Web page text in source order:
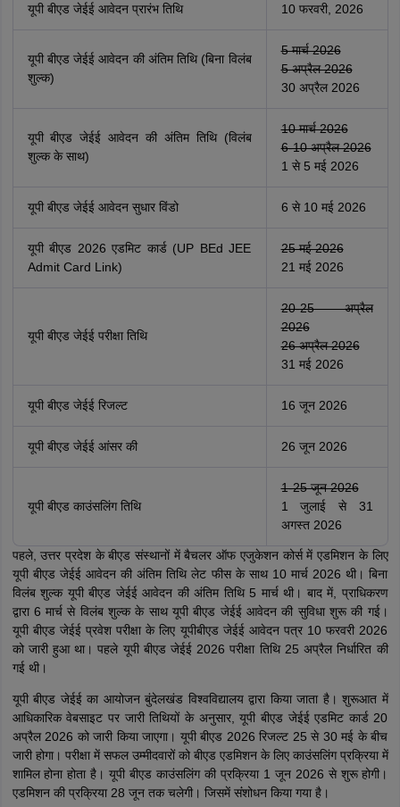
यूपी बीएड जेईई आवेदन प्रारंभ तिथि 10 फरवरी, 2026
यूपी बीएड जेईई आवेदन की अंतिम तिथि (बिना विलंब
शुल्क)
5 मार्च 2026
5 अप्रैल 2026
30 अप्रैल 2026
यूपी बीएड जेईई आवेदन की अंतिम तिथि (विलंब
शुल्क के साथ)
10 मार्च 2026
6-10 अप्रैल 2026
1 से 5 मई 2026
यूपी बीएड जेईई आवेदन सुधार विंडो 6 से 10 मई 2026
यूपी बीएड 2026 एडमिट कार्ड (UP BEd JEE
Admit Card Link)
25 मई 2026
21 मई 2026
यूपी बीएड जेईई परीक्षा तिथि
20-25 अप्रैल
2026
26 अप्रैल 2026
31 मई 2026
यूपी बीएड जेईई रिजल्ट 16 जून 2026
यूपी बीएड जेईई आंसर की 26 जून 2026
यूपी बीएड काउंसलिंग तिथि
1-25 जून 2026
1 जुलाई से 31
अगस्त 2026
पहले, उत्तर प्रदेश के बीएड संस्थानों में बैचलर ऑफ एजुकेशन कोर्स में एडमिशन के लिए
यूपी बीएड जेईई आवेदन की अंतिम तिथि लेट फीस के साथ 10 मार्च 2026 थी। बिना
विलंब शुल्क यूपी बीएड जेईई आवेदन की अंतिम तिथि 5 मार्च थी। बाद में, प्राधिकरण
द्वारा 6 मार्च से विलंब शुल्क के साथ यूपी बीएड जेईई आवेदन की सुविधा शुरू की गई।
यूपी बीएड जेईई प्रवेश परीक्षा के लिए यूपीबीएड जेईई आवेदन पत्र 10 फरवरी 2026
को जारी हुआ था। पहले यूपी बीएड जेईई 2026 परीक्षा तिथि 25 अप्रैल निर्धारित की
गई थी।
यूपी बीएड जेईई का आयोजन बुंदेलखंड विश्वविद्यालय द्वारा किया जाता है। शुरूआत में
आधिकारिक वेबसाइट पर जारी तिथियों के अनुसार, यूपी बीएड जेईई एडमिट कार्ड 20
अप्रैल 2026 को जारी किया जाएगा। यूपी बीएड 2026 रिजल्ट 25 से 30 मई के बीच
जारी होगा। परीक्षा में सफल उम्मीदवारों को बीएड एडमिशन के लिए काउंसलिंग प्रक्रिया में
शामिल होना होता है। यूपी बीएड काउंसलिंग की प्रक्रिया 1 जून 2026 से शुरू होगी।
एडमिशन की प्रक्रिया 28 जून तक चलेगी। जिसमें संंशोधन किया गया है।